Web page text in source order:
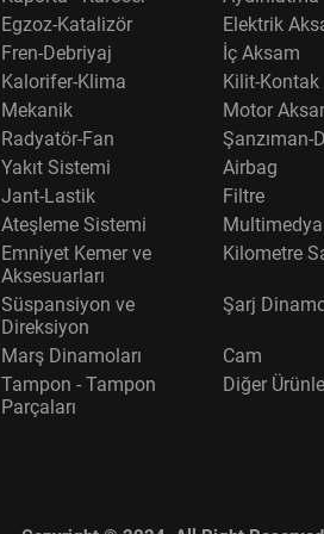
Egzoz-Katalizör
Elektrik
Fren-Debriyaj
İç Aksam
Kalorifer-Klima
Kilit-Kontak
Mekanik
Motor
Radyatör-Fan
Şanzıman-
Yakıt Sistemi
Airbag
Jant-Lastik
Filtre
Ateşleme Sistemi
Multimedya
Emniyet Kemer ve
Aksesuarları
Kilometre
Süspansiyon ve
Direksiyon
Şarj
Marş Dinamoları
Cam
Tampon - Tampon
Parçaları
Diğer